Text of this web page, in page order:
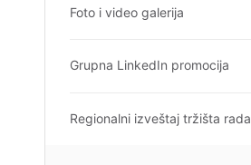
Foto i video galerija
Grupna LinkedIn promocija
Regionalni izveštaj tržišta rada